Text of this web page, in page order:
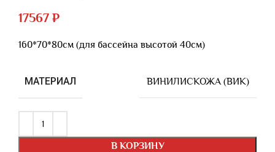
17567 ₽
160*70*80см (для бассейна высотой 40см)
МАТЕРИАЛ ВИНИЛИСКОЖА (ВИК)
В КОРЗИНУ